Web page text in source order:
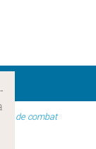
de combat